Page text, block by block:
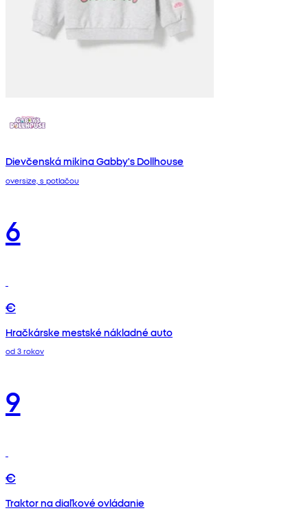
Dievčenská mikina Gabby's Dollhouse
oversize, s potlačou
6
€
Hračkárske mestské nákladné auto
od 3 rokov
9
€
Traktor na diaľkové ovládanie